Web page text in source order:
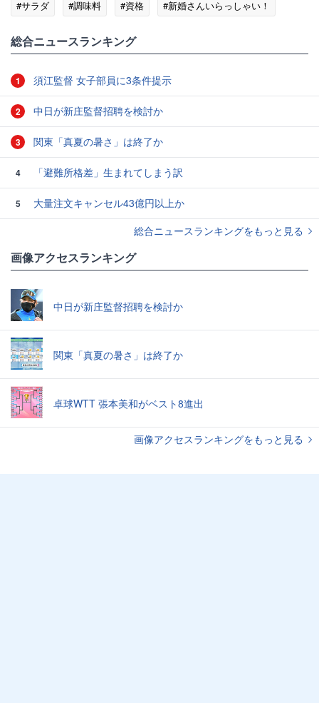
#サラダ
#調味料 #資格 #新婚さんいらっしゃい！
総合ニュースランキング
1 須江監督 女子部員に3条件提示
2 中日が新庄監督招聘を検討か
3 関東「真夏の暑さ」は終了か
4 「避難所格差」生まれてしまう訳
5
大量注文キャンセル43億円以上か
総合ニュースランキングをもっと見る
画像アクセスランキング
中日が新庄監督招聘を検討か
関東「真夏の暑さ」は終了か
卓球WTT 張本美和がベスト8進出
画像アクセスランキングをもっと見る